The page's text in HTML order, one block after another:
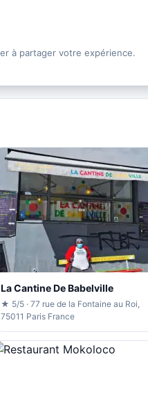
à partager votre expérience.
La Cantine De Babelville
★ 5/5 · 77 rue de la Fontaine au Roi,
75011 Paris France